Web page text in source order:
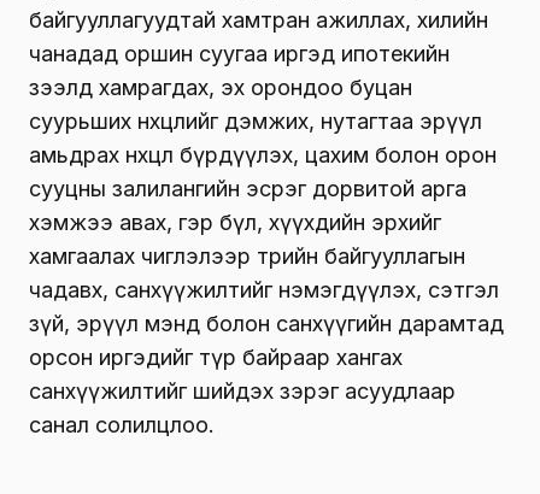
байгууллагуудтай хамтран ажиллах, хилийн
чанадад оршин суугаа иргэд ипотекийн
зээлд хамрагдах, эх орондоо буцан
суурьших нөхцөлийг дэмжих, нутагтаа эрүүл
амьдрах нөхцөл бүрдүүлэх, цахим болон орон
сууцны залилангийн эсрэг дорвитой арга
хэмжээ авах, гэр бүл, хүүхдийн эрхийг
хамгаалах чиглэлээр төрийн байгууллагын
чадавх, санхүүжилтийг нэмэгдүүлэх, сэтгэл
зүй, эрүүл мэнд болон санхүүгийн дарамтад
орсон иргэдийг түр байраар хангах
санхүүжилтийг шийдэх зэрэг асуудлаар
санал солилцлоо.